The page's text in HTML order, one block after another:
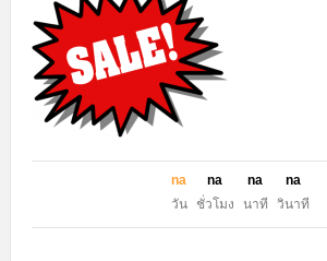
na
วัน
na
ชั่วโมง
na
นาที
na
วินาที